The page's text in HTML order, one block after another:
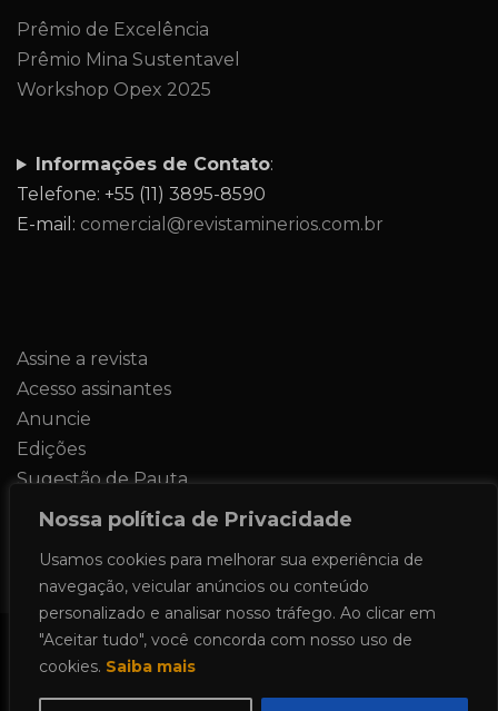
Nossa política de Privacidade
Usamos cookies para melhorar sua experiência de
navegação, veicular anúncios ou conteúdo
personalizado e analisar nosso tráfego. Ao clicar em
"Aceitar tudo", você concorda com nosso uso de
cookies. Saiba mais
Prêmio de Excelência
Prêmio Mina Sustentavel
Workshop Opex 2025
Informações de Contato:
Telefone: +55 (11) 3895-8590
E-mail: comercial@revistaminerios.com.br
Assine a revista
Acesso assinantes
Anuncie
Edições
Sugestão de Pauta
Contato
Todos os direitos reservados 2024.